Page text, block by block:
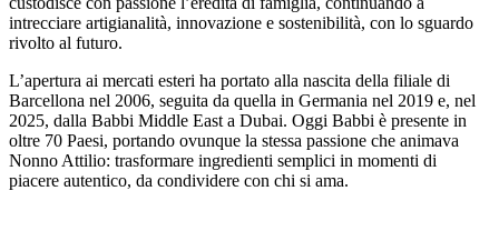
intrecciare artigianalità, innovazione e sostenibilità, con lo sguardo
rivolto al futuro.
L’apertura ai mercati esteri ha portato alla nascita della filiale di
Barcellona nel 2006, seguita da quella in Germania nel 2019 e, nel
2025, dalla Babbi Middle East a Dubai. Oggi Babbi è presente in
oltre 70 Paesi, portando ovunque la stessa passione che animava
Nonno Attilio: trasformare ingredienti semplici in momenti di
piacere autentico, da condividere con chi si ama.